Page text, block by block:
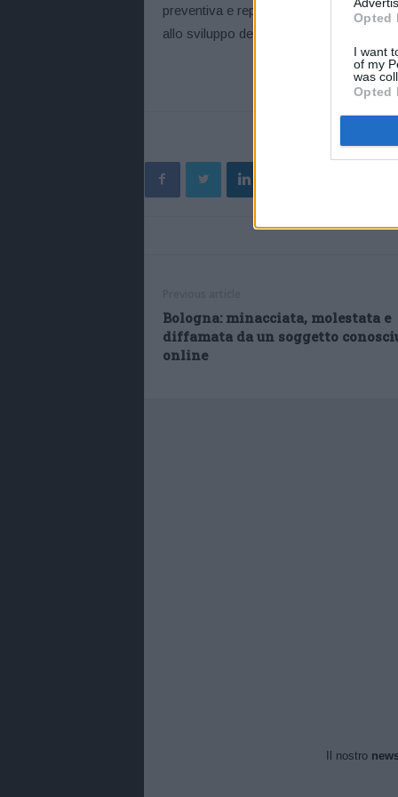
Opted
I want
of my
was
Opted
preventiva e repressiva, degli impianti
allo sviluppo delle indagini della Polizia di
Bologna: minacciata, molestata e
diffamata da un soggetto
online
Il nostro